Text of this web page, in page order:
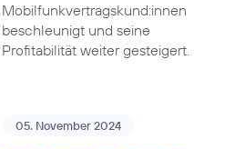
Mobilfunkvertragskund:innen
beschleunigt und seine
Profitabilität weiter gesteigert.
05. November 2024